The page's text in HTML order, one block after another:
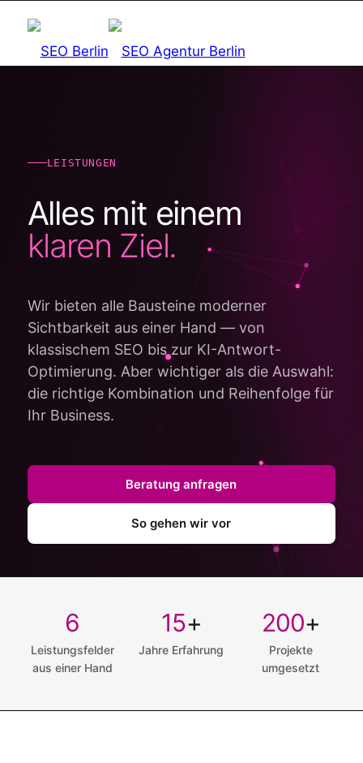
Leistungen
Blog
Kontakt aufnehmen
LEISTUNGEN
Alles mit einem
klaren Ziel.
Wir bieten alle Bausteine moderner
Sichtbarkeit aus einer Hand — von
klassischem SEO bis zur KI-Antwort-
Optimierung. Aber wichtiger als die Auswahl:
die richtige Kombination und Reihenfolge für
Ihr Business.
Beratung anfragen
So gehen wir vor
6
Leistungs­felder
aus einer Hand
15+
Jahre Erfahrung
200+
Projekte
umgesetzt